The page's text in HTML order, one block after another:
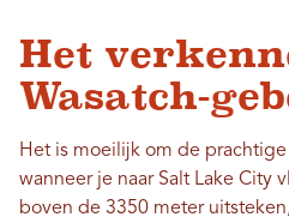
Het
Wasatch-
Het is moeilijk om de
wanneer je naar Salt Lake City
boven de 3350 meter